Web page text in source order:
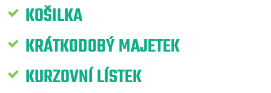
KOŠILKA
KRÁTKODOBÝ MAJETEK
KURZOVNÍ LÍSTEK